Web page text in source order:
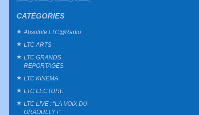
CATÉGORIES
Absolute LTC@Radio
LTC ARTS
LTC GRANDS
REPORTAGES
LTC KINEMA
LTC LECTURE
LTC LIVE : "LA VOIX DU
GRAOULLY !"